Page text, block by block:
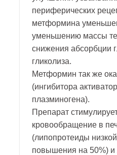
периферических
метформина
уменьшению массы
снижения абсорбции
гликолиза.
Метформин так же
(ингибитора
плазминогена).
Препарат
кровообращение в
(липопротеиды
повышения на 50%) и